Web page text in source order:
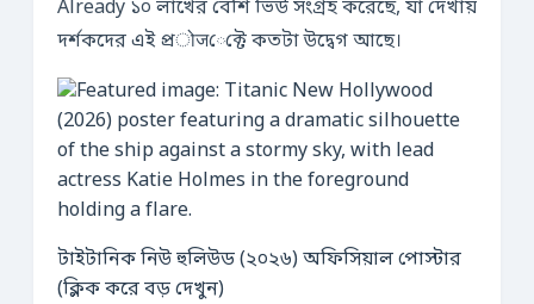
Already ১০ লাখের বেশি ভিউ সংগ্রহ করেছে, যা দেখায়
দর্শকদের এই প্রोजেক্টে কতটা উদ্বেগ আছে।
টাইটানিক নিউ হুলিউড (২০২৬) অফিসিয়াল পোস্টার
(ক্লিক করে বড় দেখুন)